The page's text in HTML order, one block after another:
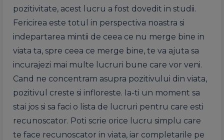
pozitivitate, acest lucru a fost dovedit in studii.
Fericirea este totul in perspectiva noastra si
indepartarea mintii de ceea ce nu merge bine in
viata ta, spre ceea ce merge bine, te va ajuta sa
incurajezi mai multe lucruri bune care vor veni.
Cand ne concentram asupra pozitivului din viata,
pozitivul creste si infloreste. Ia-ti un moment sa
stai jos si sa faci o lista de lucruri pentru care esti
recunoscator. Poti scrie orice lucru simplu care
te face recunoscator in viata, iar completarile pe